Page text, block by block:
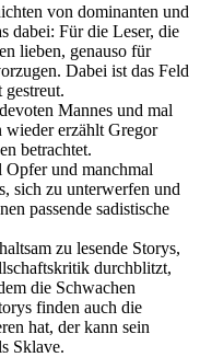
von dominanten und
dabei: Für die Leser, die
lieben, genauso für
Dabei ist das Feld
Mannes und mal
wieder erzählt Gregor
betrachtet.
Opfer und manchmal
sich zu unterwerfen und
passende sadistische
zu lesende Storys,
durchblitzt,
die Schwachen
finden auch die
hat, der kann sein
Sklave.